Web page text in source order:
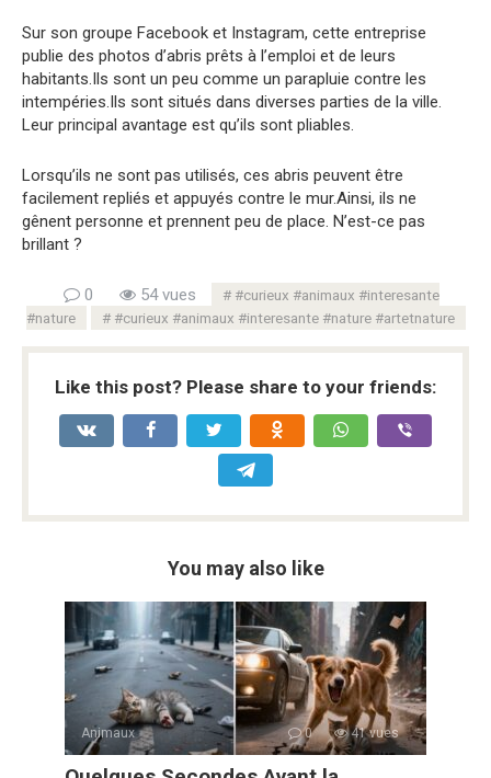
Sur son groupe Facebook et Instagram, cette entreprise
publie des photos d’abris prêts à l’emploi et de leurs
habitants.Ils sont un peu comme un parapluie contre les
intempéries.Ils sont situés dans diverses parties de la ville.
Leur principal avantage est qu’ils sont pliables.
Lorsqu’ils ne sont pas utilisés, ces abris peuvent être
facilement repliés et appuyés contre le mur.Ainsi, ils ne
gênent personne et prennent peu de place. N’est-ce pas
brillant ?
0 54 vues
#curieux #animaux #interesante
#nature
#curieux #animaux #interesante #nature #artetnature
Like this post? Please share to your friends:
You may also like
Animaux 0 41 vues